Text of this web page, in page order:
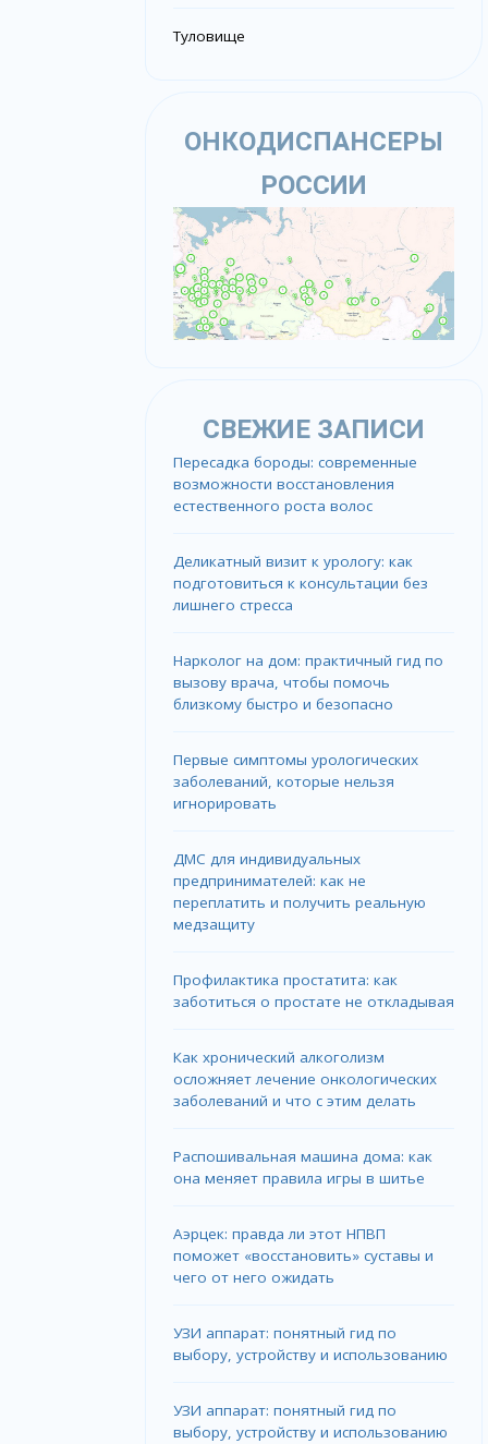
Туловище
ОНКОДИСПАНСЕРЫ
РОССИИ
СВЕЖИЕ ЗАПИСИ
Пересадка бороды: современные
возможности восстановления
естественного роста волос
Деликатный визит к урологу: как
подготовиться к консультации без
лишнего стресса
Нарколог на дом: практичный гид по
вызову врача, чтобы помочь
близкому быстро и безопасно
Первые симптомы урологических
заболеваний, которые нельзя
игнорировать
ДМС для индивидуальных
предпринимателей: как не
переплатить и получить реальную
медзащиту
Профилактика простатита: как
заботиться о простате не откладывая
Как хронический алкоголизм
осложняет лечение онкологических
заболеваний и что с этим делать
Распошивальная машина дома: как
она меняет правила игры в шитье
Аэрцек: правда ли этот НПВП
поможет «восстановить» суставы и
чего от него ожидать
УЗИ аппарат: понятный гид по
выбору, устройству и использованию
УЗИ аппарат: понятный гид по
выбору, устройству и использованию